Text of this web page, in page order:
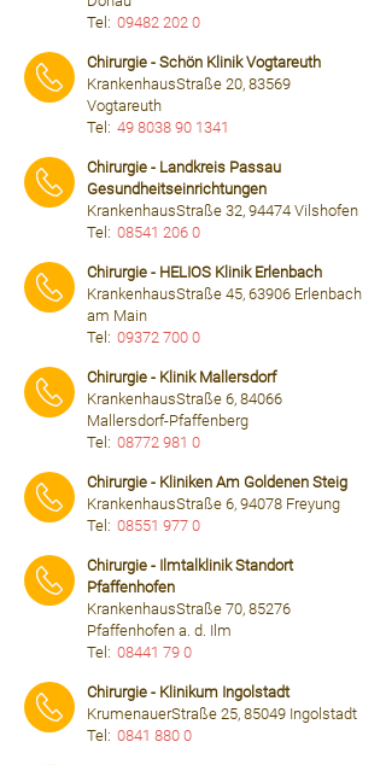
Tel: 09482 202 0
Chirurgie - Schön Klinik Vogtareuth
KrankenhausStraße 20, 83569
Vogtareuth
Tel: 49 8038 90 1341
Chirurgie - Landkreis Passau
Gesundheitseinrichtungen
KrankenhausStraße 32, 94474 Vilshofen
Tel: 08541 206 0
Chirurgie - HELIOS Klinik Erlenbach
KrankenhausStraße 45, 63906 Erlenbach
am Main
Tel: 09372 700 0
Chirurgie - Klinik Mallersdorf
KrankenhausStraße 6, 84066
Mallersdorf-Pfaffenberg
Tel: 08772 981 0
Chirurgie - Kliniken Am Goldenen Steig
KrankenhausStraße 6, 94078 Freyung
Tel: 08551 977 0
Chirurgie - Ilmtalklinik Standort
Pfaffenhofen
KrankenhausStraße 70, 85276
Pfaffenhofen a. d. Ilm
Tel: 08441 79 0
Chirurgie - Klinikum Ingolstadt
KrumenauerStraße 25, 85049 Ingolstadt
Tel: 0841 880 0